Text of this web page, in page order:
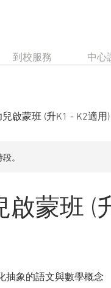
到校服務 中心
兒啟蒙班 (升K1 - K2適用)
。
啟蒙班 (
抽象的語文與數學概念